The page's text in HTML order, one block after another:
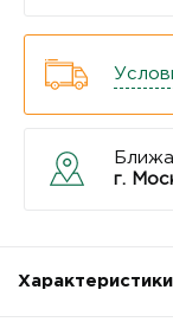
г.
Характеристики